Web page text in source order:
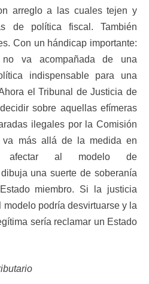
arreglo a las cuales tejen y
de política fiscal. También
Con un hándicap importante:
no va acompañada de una
indispensable para una
el Tribunal de Justicia de
sobre aquellas efímeras
ilegales por la Comisión
va más allá de la medida en
afectar al modelo de
una suerte de soberanía
miembro. Si la justicia
podría desvirtuarse y la
sería reclamar un Estado